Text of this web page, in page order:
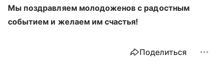
Мы поздравляем молодоженов с радостным
событием и желаем им счастья!
Поделиться